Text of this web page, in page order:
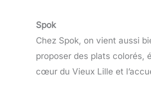
Spok
Chez Spok, on vient aussi
proposer des plats colorés,
cœur du Vieux Lille et